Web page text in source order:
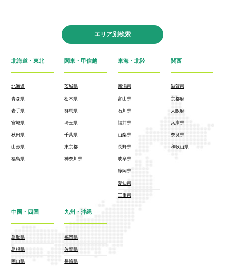
エリア別検索
北海道・東北
北海道
青森県
岩手県
宮城県
秋田県
山形県
福島県
関東・甲信越
茨城県
栃木県
群馬県
埼玉県
千葉県
東京都
神奈川県
東海・北陸
新潟県
富山県
石川県
福井県
山梨県
長野県
岐阜県
静岡県
愛知県
三重県
関西
滋賀県
京都府
大阪府
兵庫県
奈良県
和歌山県
中国・四国
鳥取県
島根県
岡山県
九州・沖縄
福岡県
佐賀県
長崎県